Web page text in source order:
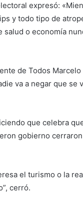
expresó:
y todo tipo de
o economía
de Todos
va a negar que se
que celebra
gobierno
el turismo o la
cerró.